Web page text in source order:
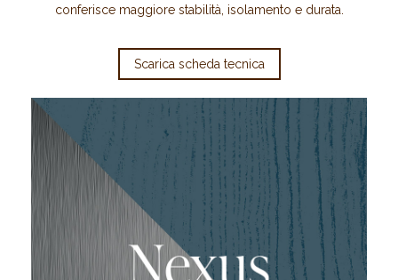
conferisce maggiore stabilità, isolamento e durata.
Scarica scheda tecnica